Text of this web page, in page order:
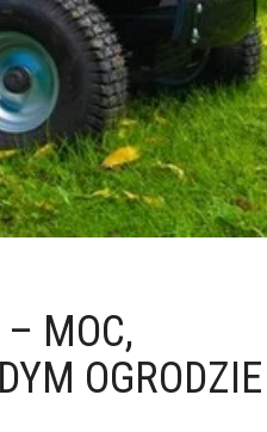
– MOC,
OGRODZIE